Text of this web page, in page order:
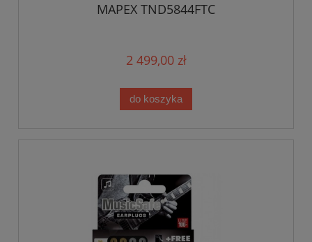
MAPEX TND5844FTC
2 499,00 zł
do koszyka